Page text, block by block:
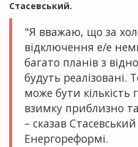
Стасевський.
"Я вважаю, що за
відключення е/е
багато планів з
будуть реалізовані.
може бути кількість
взимку приблизно
– сказав
Енергореформі.